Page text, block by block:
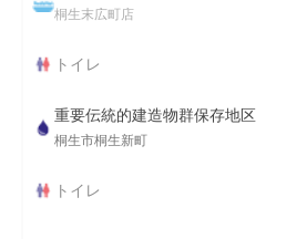
桐生末広町店
トイレ
重要伝統的建造物群保存地区
桐生市桐生新町
トイレ